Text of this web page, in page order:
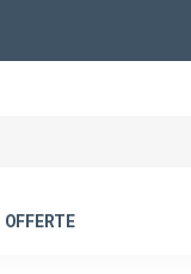
OFFERTE